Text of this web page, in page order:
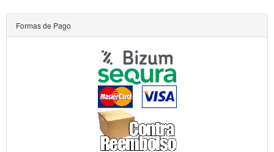
Formas de Pago